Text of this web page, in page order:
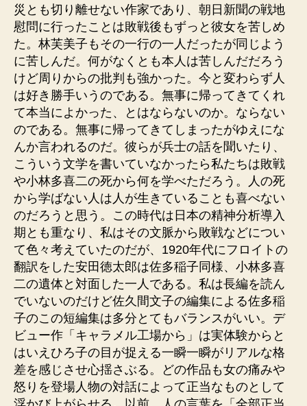
災とも切り離せない作家であり、朝日新聞の戦地
慰問に行ったことは敗戦後もずっと彼女を苦しめ
た。林芙美子もその一行の一人だったが同じよう
に苦しんだ。何がなくとも本人は苦しんだだろう
けど周りからの批判も強かった。今と変わらず人
は好き勝手いうのである。無事に帰ってきてくれ
て本当によかった、とはならないのか。ならない
のである。無事に帰ってきてしまったがゆえにな
んか言われるのだ。彼らが兵士の話を聞いたり、
こういう文学を書いていなかったら私たちは敗戦
や小林多喜二の死から何を学べただろう。人の死
から学ばない人は人が生きていることも喜べない
のだろうと思う。この時代は日本の精神分析導入
期とも重なり、私はその文脈から敗戦などについ
て色々考えていたのだが、1920年代にフロイトの
翻訳をした安田徳太郎は佐多稲子同様、小林多喜
二の遺体と対面した一人である。私は長編を読ん
でいないのだけど佐久間文子の編集による佐多稲
子のこの短編集は多分とてもバランスがいい。デ
ビュー作「キャラメル工場から」は実体験からと
はいえひろ子の目が捉える一瞬一瞬がリアルな格
差を感じさせ心揺さぶる。どの作品も女の痛みや
怒りを登場人物の対話によって正当なものとして